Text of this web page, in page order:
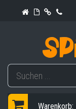
Warenkorb: